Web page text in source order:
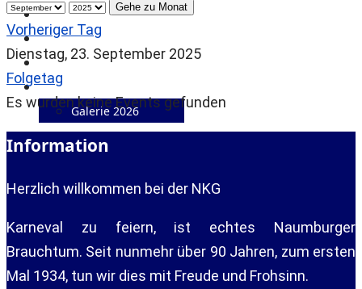
Garden
Präsidenten
Sichedippen
Mediathek
Galerie 2026
Gehe zu Monat
Vorheriger Tag
Dienstag, 23. September 2025
Folgetag
Es wurden keine Events gefunden
Information
Herzlich willkommen bei der NKG
Karneval zu feiern, ist echtes Naumburger
Brauchtum. Seit nunmehr über 90 Jahren, zum ersten
Mal 1934, tun wir dies mit Freude und Frohsinn.